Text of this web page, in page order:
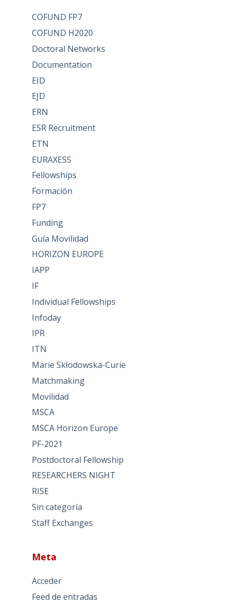
COFUND FP7
COFUND H2020
Doctoral Networks
Documentation
EID
EJD
ERN
ESR Recruitment
ETN
EURAXESS
Fellowships
Formación
FP7
Funding
Guía Movilidad
HORIZON EUROPE
IAPP
IF
Individual Fellowships
Infoday
IPR
ITN
Marie Skłodowska-Curie
Matchmaking
Movilidad
MSCA
MSCA Horizon Europe
PF-2021
Postdoctoral Fellowship
RESEARCHERS NIGHT
RISE
Sin categoría
Staff Exchanges
Meta
Acceder
Feed de entradas